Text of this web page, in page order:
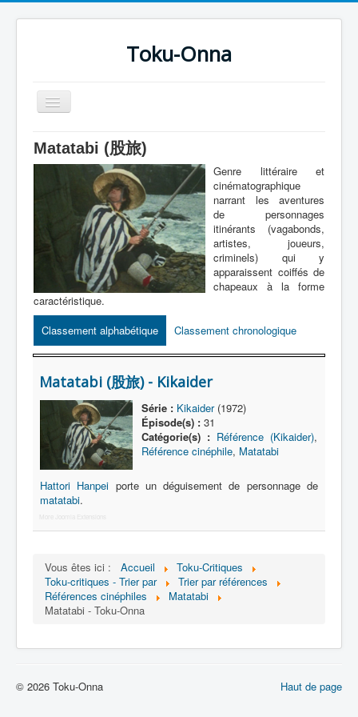
Toku-Onna
Basculer
la
Accueil
Toku-Actrices
Toku-Critiques
COSAA
Dessins
Artiste Asperger
Lexique
Série
Acteur
Équipe
Personnage
Transformation
Objet
Lieu
Fanservice
Matatabi (股旅)
Genre littéraire et
cinématographique
narrant les aventures
de personnages
itinérants (vagabonds,
artistes, joueurs,
criminels) qui y
apparaissent coiffés de
chapeaux à la forme
caractéristique.
Classement alphabétique
Classement chronologique
Matatabi (股旅) - Kikaider
Série : Kikaider(1972)
Épisode(s) :31
Catégorie(s) : Référence (Kikaider),
Référence cinéphile, Matatabi
Hattori Hanpei porte un déguisement de personnage de
matatabi.
More Joomla Extensions
Vous êtes ici : Accueil
Toku-Critiques
Toku-critiques - Trier par
Trier par références
Références cinéphiles
Matatabi
Matatabi - Toku-Onna
Haut de page
© 2026 Toku-Onna